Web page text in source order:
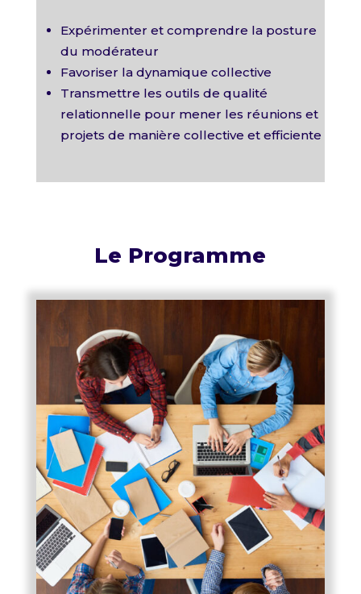
Expérimenter et comprendre la posture
du modérateur
Favoriser la dynamique collective
Transmettre les outils de qualité
relationnelle pour mener les réunions et
projets de manière collective et efficiente
Le Programme